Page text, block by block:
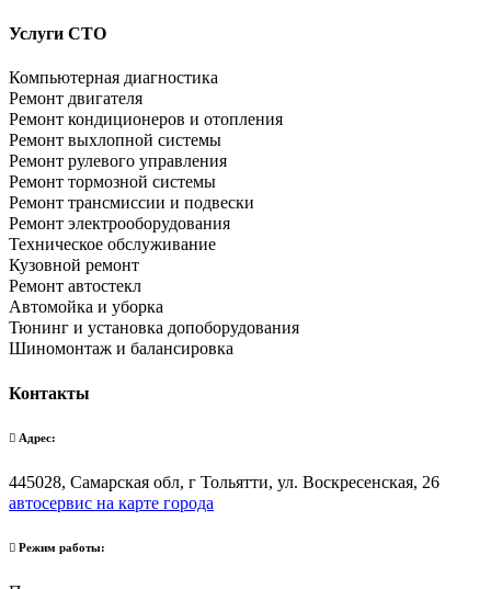
Услуги СТО
Компьютерная диагностика
Ремонт двигателя
Ремонт кондиционеров и отопления
Ремонт выхлопной системы
Ремонт рулевого управления
Ремонт тормозной системы
Ремонт трансмиссии и подвески
Ремонт электрооборудования
Техническое обслуживание
Кузовной ремонт
Ремонт автостекл
Автомойка и уборка
Тюнинг и установка допоборудования
Шиномонтаж и балансировка
Контакты
Адрес:
445028, Самарская обл, г Тольятти, ул. Воскресенская, 26
автосервис на карте города
Режим работы: